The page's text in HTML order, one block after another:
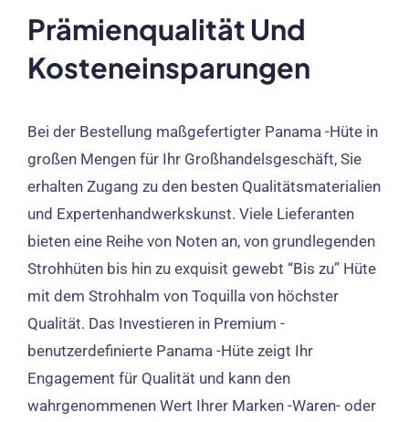
Prämienqualität Und
Kosteneinsparungen
Bei der Bestellung maßgefertigter Panama -Hüte in
großen Mengen für Ihr Großhandelsgeschäft, Sie
erhalten Zugang zu den besten Qualitätsmaterialien
und Expertenhandwerkskunst. Viele Lieferanten
bieten eine Reihe von Noten an, von grundlegenden
Strohhüten bis hin zu exquisit gewebt “Bis zu” Hüte
mit dem Strohhalm von Toquilla von höchster
Qualität. Das Investieren in Premium -
benutzerdefinierte Panama -Hüte zeigt Ihr
Engagement für Qualität und kann den
wahrgenommenen Wert Ihrer Marken -Waren- oder